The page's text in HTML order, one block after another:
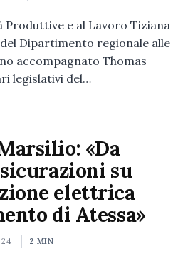
Produttive e al Lavoro Tiziana
Dipartimento regionale alle
accompagnato Thomas
legislativi del…
«Da
su
elettrica
di Atessa»
2 MIN